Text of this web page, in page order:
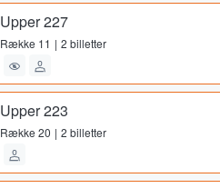
Upper 227
Række 11 2 billetter
Upper 223
Række 20 2 billetter